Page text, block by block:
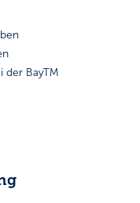
der BayTM